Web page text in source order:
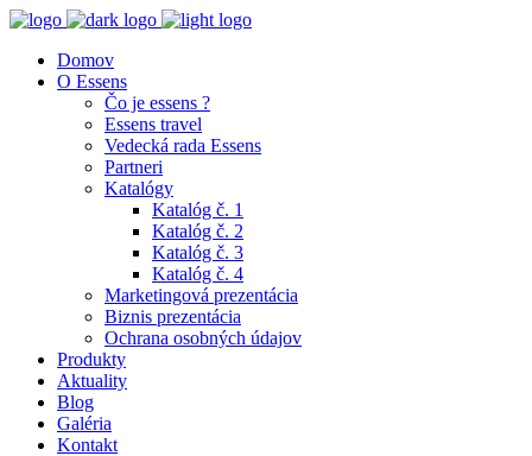
Domov
O Essens
Čo je essens ?
Essens travel
Vedecká rada Essens
Partneri
Katalógy
Katalóg č. 1
Katalóg č. 2
Katalóg č. 3
Katalóg č. 4
Marketingová prezentácia
Biznis prezentácia
Ochrana osobných údajov
Produkty
Aktuality
Blog
Galéria
Kontakt